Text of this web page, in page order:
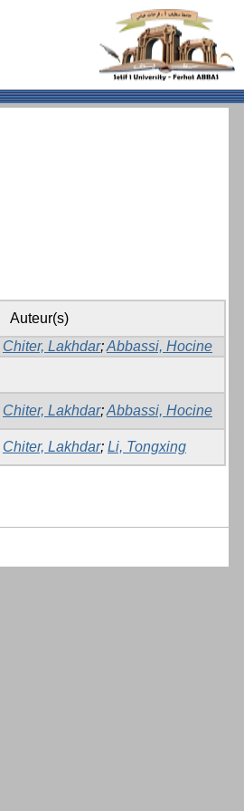
Auteur(s)
Chiter, Lakhdar;Abbassi, Hocine
Chiter, Lakhdar;Abbassi, Hocine
Chiter, Lakhdar; Li, Tongxing